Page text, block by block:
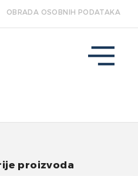
OBRADA OSOBNIH PODATAKA
proizvoda